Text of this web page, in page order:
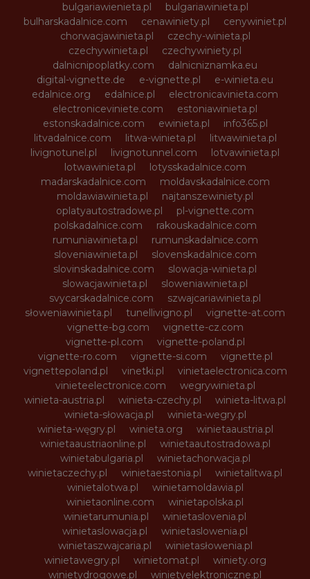
bulgariawienieta.pl
bulgariawinieta.pl
bulharskadalnice.com
cenawiniety.pl
cenywiniet.pl
chorwacjawinieta.pl
czechy-winieta.pl
czechywinieta.pl
czechywiniety.pl
dalnicnipoplatky.com
dalnicniznamka.eu
digital-vignette.de
e-vignette.pl
e-winieta.eu
edalnice.org
edalnice.pl
electronicavinieta.com
electroniceviniete.com
estoniawinieta.pl
estonskadalnice.com
ewinieta.pl
info365.pl
litvadalnice.com
litwa-winieta.pl
litwawinieta.pl
livignotunel.pl
livignotunnel.com
lotvawinieta.pl
lotwawinieta.pl
lotysskadalnice.com
madarskadalnice.com
moldavskadalnice.com
moldawiawinieta.pl
najtanszewiniety.pl
oplatyautostradowe.pl
pl-vignette.com
polskadalnice.com
rakouskadalnice.com
rumuniawinieta.pl
rumunskadalnice.com
sloveniawinieta.pl
slovenskadalnice.com
slovinskadalnice.com
slowacja-winieta.pl
slowacjawinieta.pl
sloweniawinieta.pl
svycarskadalnice.com
szwajcariawinieta.pl
słoweniawinieta.pl
tunellivigno.pl
vignette-at.com
vignette-bg.com
vignette-cz.com
vignette-pl.com
vignette-poland.pl
vignette-ro.com
vignette-si.com
vignette.pl
vignettepoland.pl
vinetki.pl
vinietaelectronica.com
vinieteelectronice.com
wegrywinieta.pl
winieta-austria.pl
winieta-czechy.pl
winieta-litwa.pl
winieta-słowacja.pl
winieta-wegry.pl
winieta-węgry.pl
winieta.org
winietaaustria.pl
winietaaustriaonline.pl
winietaautostradowa.pl
winietabulgaria.pl
winietachorwacja.pl
winietaczechy.pl
winietaestonia.pl
winietalitwa.pl
winietalotwa.pl
winietamoldawia.pl
winietaonline.com
winietapolska.pl
winietarumunia.pl
winietaslovenia.pl
winietaslowacja.pl
winietaslowenia.pl
winietaszwajcaria.pl
winietasłowenia.pl
winietawegry.pl
winietomat.pl
winiety.org
winietydrogowe.pl
winietyelektroniczne.pl